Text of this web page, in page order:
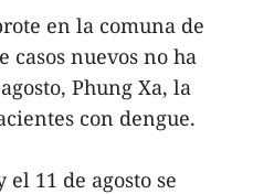
en la comuna de
casos nuevos no ha
Phung Xa, la
con dengue.
11 de agosto se